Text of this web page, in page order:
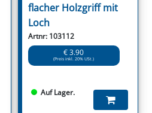
flacher Holzgriff mit
Loch
Artnr: 103112
€ 3.90
(Preis inkl. 20% USt.)
Auf Lager.